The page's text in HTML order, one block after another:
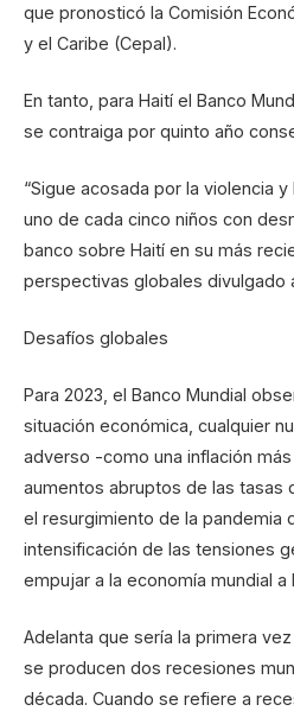
que pronosticó la Comisión
y el Caribe (Cepal).
En tanto, para Haití el Banco
se contraiga por quinto año
“Sigue acosada por la violencia
uno de cada cinco niños con
banco sobre Haití en su más
perspectivas globales divulgado
Desafíos globales
Para 2023, el Banco Mundial
situación económica, cualquier
adverso -como una inflación más
aumentos abruptos de las tasas
el resurgimiento de la pandemia
intensificación de las tensiones
empujar a la economía mundial a
Adelanta que sería la primera
se producen dos recesiones
década. Cuando se refiere a